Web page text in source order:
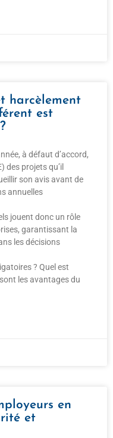
harcèlement
est
à défaut d’accord,
des projets qu’il
son avis avant de
annuelles
jouent donc un rôle
garantissant la
les décisions
? Quel est
les avantages du
en
et